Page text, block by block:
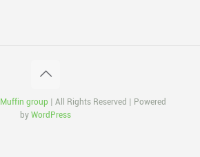
Muffin group | All Rights Reserved | Powered
byWordPress